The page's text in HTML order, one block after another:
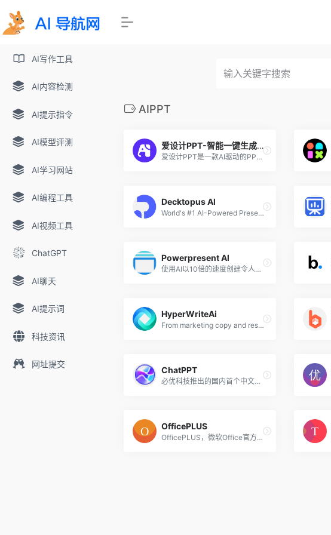
AI写作工具
AI内容检测
AI提示指令
AI模型评测
AI学习网站
AI编程工具
AI视频工具
ChatGPT
AI聊天
AI提示词
科技资讯
网址提交
AIPPT
爱设计PPT-智能一键生成PPT
爱设计PPT是一款AI驱动的PPT在线生成器。无需复杂操作，用户只需输入主题，AI即可一键生成高质量PPT。支持在线自定义编辑和文档导入生成，配置超10w+素材，设计ppt更高效。
Decktopus Al
World's #1 AI-Powered Presentation Generator
Powerpresent Al
使用AI以10倍的速度创建令人惊叹的演示文稿
HyperWriteAi
From marketing copy and research to improving your writing and communication, HyperWrite ensures the highest quality while helping you get more done.
ChatPPT
必优科技推出的国内首个中文AI生成PPT的办公产品
OfficePLUS
OfficePLUS，微软Office官方在线模板网站！